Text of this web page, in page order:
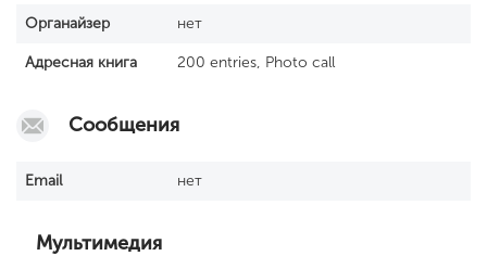
Органайзер нет
Адресная книга 200 entries, Photo call
Сообщения
Email нет
Мультимедия